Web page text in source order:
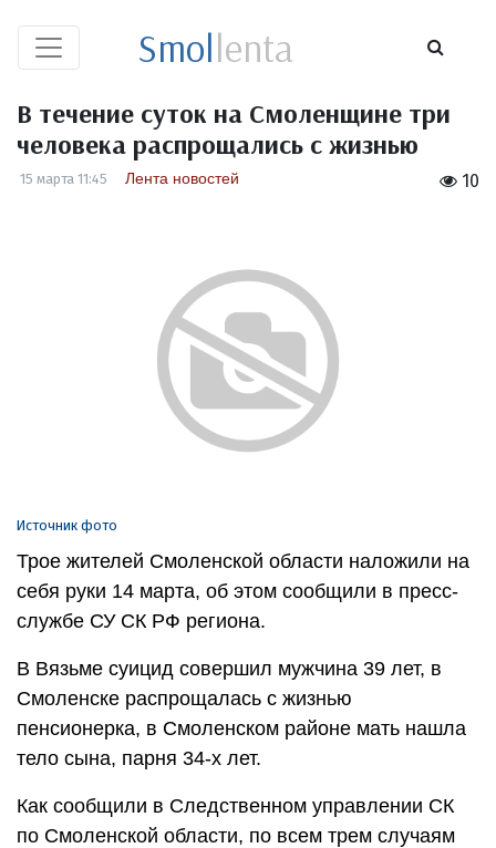
Smollenta
В течение суток на Смоленщине три
человека распрощались с жизнью
10
15 марта 11:45 Лента новостей
Источник фото
Трое жителей Смоленской области наложили на
себя руки 14 марта, об этом сообщили в пресс-
службе СУ СК РФ региона.
В Вязьме суицид совершил мужчина 39 лет, в
Смоленске распрощалась с жизнью
пенсионерка, в Смоленском районе мать нашла
тело сына, парня 34-х лет.
Как сообщили в Следственном управлении СК
по Смоленской области, по всем трем случаям